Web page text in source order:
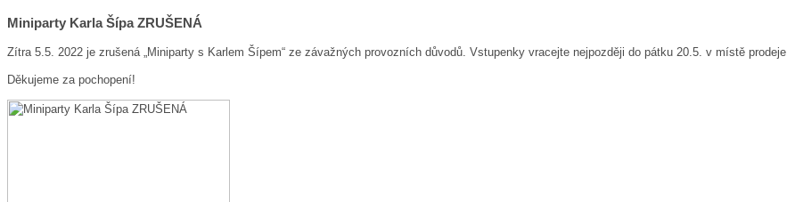
Miniparty Karla Šípa ZRUŠENÁ
Zítra 5.5. 2022 je zrušená „Miniparty s Karlem Šípem“ ze závažných provozních důvodů. Vstupenky vracejte nejpozději do pátku 20.5. v místě prodeje.
Děkujeme za pochopení!